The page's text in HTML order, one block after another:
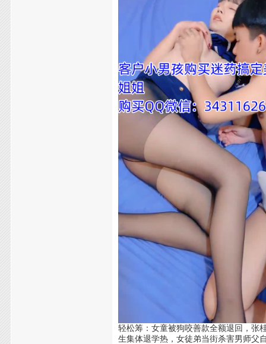
轻松筹：女童被狗咬善款全额退回，张
生集体退学热，女徒弟当街杀害男师父